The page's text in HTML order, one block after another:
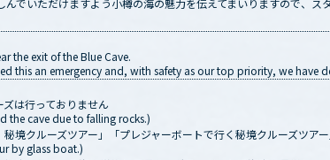
でいただけますよう小樽の海の魅力を伝えてまいりますので、ス
the exit of the Blue Cave.
this an emergency and, with safety as our top priority, we have
は行っておりません
the cave due to falling rocks.)
境クルーズツアー」「プレジャーボートで行く秘境クルーズツア
by glass boat.)